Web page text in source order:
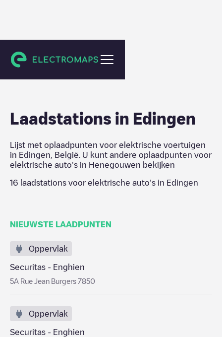
Henegouwen
Laadstations in Edingen
Lijst met oplaadpunten voor elektrische voertuigen
in Edingen België . U kunt andere oplaadpunten voor
elektrische auto's in Henegouwen bekijken
16 laadstations voor elektrische auto's in Edingen
NIEUWSTE LAADPUNTEN
Oppervlak
Securitas - Enghien
5A Rue Jean Burgers 7850
Oppervlak
Securitas - Enghien